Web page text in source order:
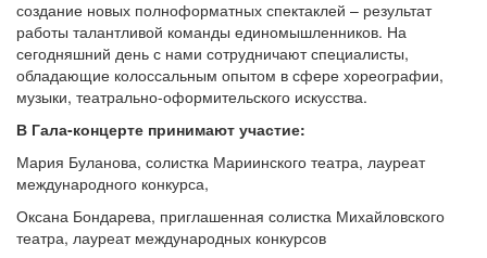
создание новых полноформатных спектаклей – результат
работы талантливой команды единомышленников. На
сегодняшний день с нами сотрудничают специалисты,
обладающие колоссальным опытом в сфере хореографии,
музыки, театрально-оформительского искусства.
В Гала-концерте принимают участие:
Мария Буланова, солистка Мариинского театра, лауреат
международного конкурса,
Оксана Бондарева, приглашенная солистка Михайловского
театра, лауреат международных конкурсов